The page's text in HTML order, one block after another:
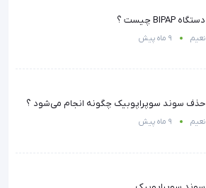
دستگاه BIPAP چیست ؟
نعیم 9 ماه پیش
حذف سوند سوپراپوبیک چگونه انجام می‌شود ؟
نعیم 9 ماه پیش